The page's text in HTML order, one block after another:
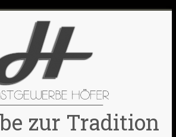
zur Tradition